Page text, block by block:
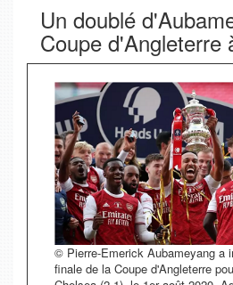
Un doublé
Coupe d'Angleterre
© Pierre-Emerick Aubameyang a
finale de la Coupe d'Angleterre